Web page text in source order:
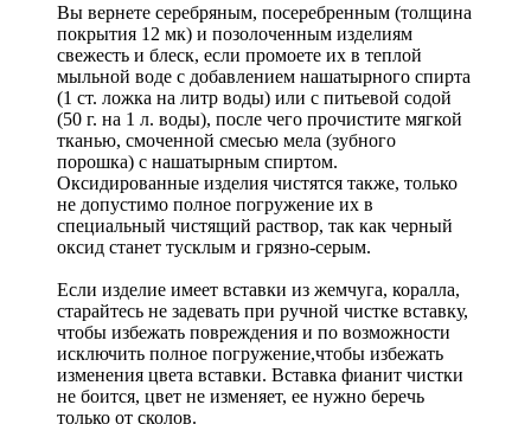
Вы вернете серебряным, посеребренным (толщина
покрытия 12 мк) и позолоченным изделиям
свежесть и блеск, если промоете их в теплой
мыльной воде с добавлением нашатырного спирта
(1 ст. ложка на литр воды) или с питьевой содой
(50 г. на 1 л. воды), после чего прочистите мягкой
тканью, смоченной смесью мела (зубного
порошка) с нашатырным спиртом.
Оксидированные изделия чистятся также, только
не допустимо полное погружение их в
специальный чистящий раствор, так как черный
оксид станет тусклым и грязно-серым.
Если изделие имеет вставки из жемчуга, коралла,
старайтесь не задевать при ручной чистке вставку,
чтобы избежать повреждения и по возможности
исключить полное погружение,чтобы избежать
изменения цвета вставки. Вставка фианит чистки
не боится, цвет не изменяет, ее нужно беречь
только от сколов.